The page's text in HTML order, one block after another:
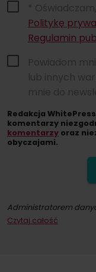
*
Politykę
Regulamin
Powiadom
lub innych
mnie do
Redakcja
komentarzy
komentarzy oraz
obyczajami.
Administratorem
Dokonując zapisu na
Czytaj całość